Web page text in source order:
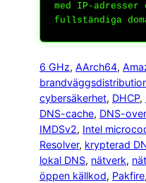
med IP-adresser
fullständiga
6 GHz, AArch64,
cybersäkerhet, DHCP,
DNS-cache, DNS-
IMDSv2, Intel
Resolver, krypterad
lokal DNS, nätverk,
öppen källkod, Pakfire,